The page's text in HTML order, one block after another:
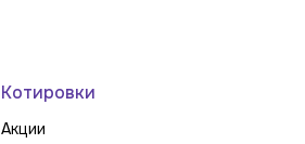
Котировки
Акции